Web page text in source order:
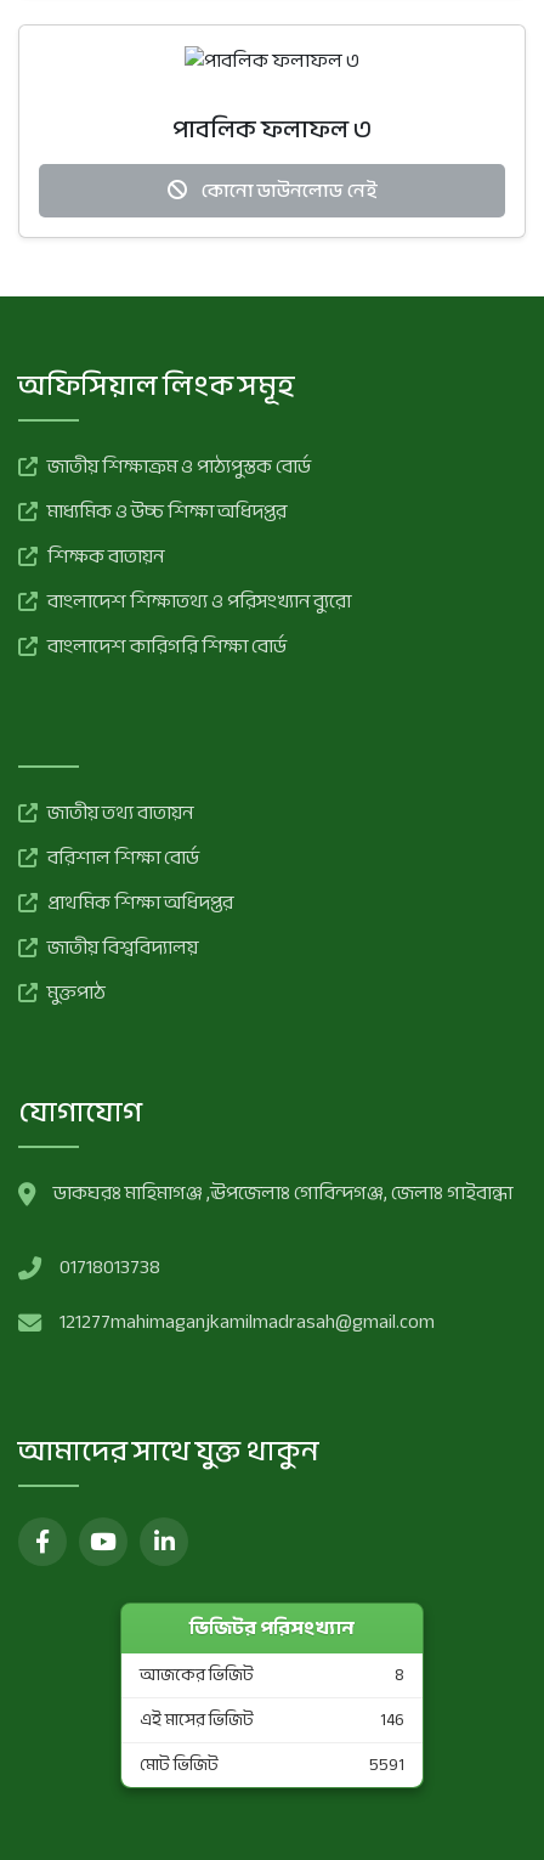
পাবলিক ফলাফল ৩
কোনো ডাউনলোড নেই
অফিসিয়াল লিংক সমূহ
জাতীয় শিক্ষাক্রম ও পাঠ্যপুস্তক বোর্ড
মাধ্যমিক ও উচ্চ শিক্ষা অধিদপ্তর
শিক্ষক বাতায়ন
বাংলাদেশ শিক্ষাতথ্য ও পরিসংখ্যান ব্যুরো
বাংলাদেশ কারিগরি শিক্ষা বোর্ড
জাতীয় তথ্য বাতায়ন
বরিশাল শিক্ষা বোর্ড
প্রাথমিক শিক্ষা অধিদপ্তর
জাতীয় বিশ্ববিদ্যালয়
মুক্তপাঠ
যোগাযোগ
ডাকঘরঃ মাহিমাগঞ্জ ,ঊপজেলাঃ গোবিন্দগঞ্জ, জেলাঃ গাইবান্ধা
‪01718013738
121277mahimaganjkamilmadrasah@gmail.com
আমাদের সাথে যুক্ত থাকুন
ভিজিটর পরিসংখ্যান
আজকের ভিজিট
8
এই মাসের ভিজিট
146
মোট ভিজিট
5591